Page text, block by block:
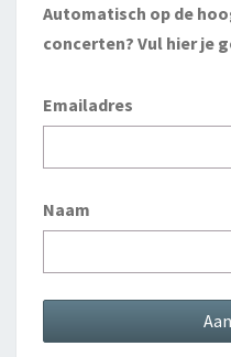
Automatisch op de
concerten? Vul hier je
Emailadres
Naam